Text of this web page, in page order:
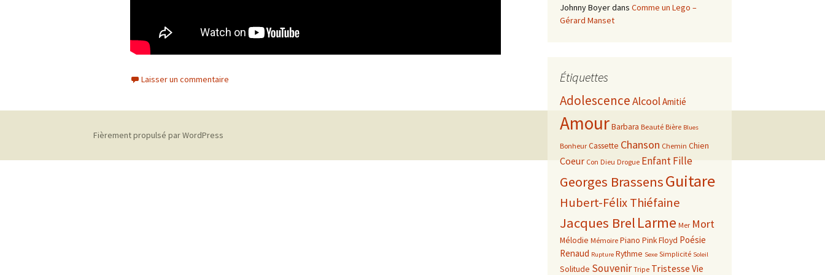
Laisser un commentaire
Johnny Boyerdans Comme un Lego –
Gérard Manset
Étiquettes
AdolescenceAlcoolAmitié
AmourBarbara Beauté Bière Blues
Bonheur Cassette Chanson Chemin Chien
Coeur Con Dieu Drogue EnfantFille
Georges BrassensGuitare
Hubert-Félix Thiéfaine
Jacques Brel Larme Mer Mort
Mélodie Mémoire Piano Pink Floyd Poésie
Renaud Rupture Rythme Sexe Simplicité Soleil
Solitude Souvenir Tripe Tristesse Vie
Fièrement propulsé par WordPress